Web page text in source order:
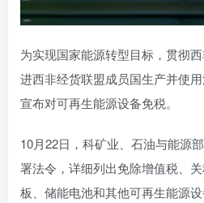
为实现国家能源转型目标，贯彻
进西非经货联盟成员国生产并使
宣布对可再生能源设备免税。
10月22日，科矿业、石油与能源
署法令，详细列出免除增值税、
板、储能电池和其他可再生能源设